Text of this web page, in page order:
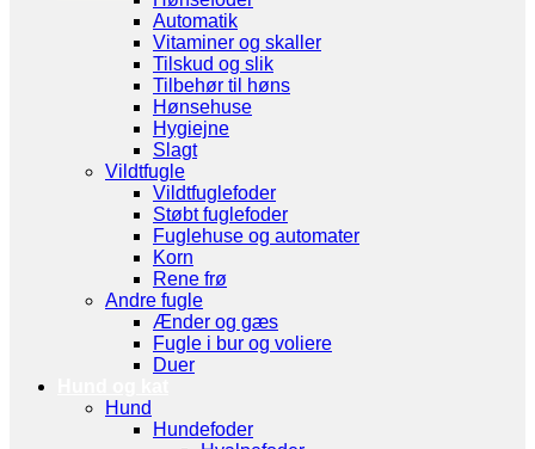
Automatik
Vitaminer og skaller
Tilskud og slik
Tilbehør til høns
Hønsehuse
Hygiejne
Slagt
Vildtfugle
Vildtfuglefoder
Støbt fuglefoder
Fuglehuse og automater
Korn
Rene frø
Andre fugle
Ænder og gæs
Fugle i bur og voliere
Duer
Hund
Hundefoder